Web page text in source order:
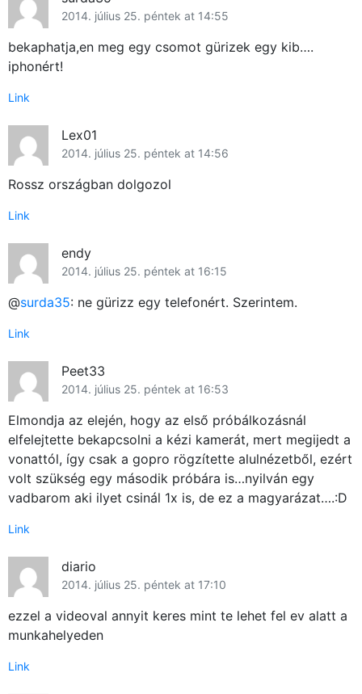
2014. július 25. péntek at 14:55
bekaphatja,en meg egy csomot gürizek egy kib….
iphonért!
Link
Lex01
2014. július 25. péntek at 14:56
Rossz országban dolgozol
Link
endy
2014. július 25. péntek at 16:15
@surda35: ne gürizz egy telefonért. Szerintem.
Link
Peet33
2014. július 25. péntek at 16:53
Elmondja az elején, hogy az első próbálkozásnál
elfelejtette bekapcsolni a kézi kamerát, mert megijedt a
vonattól, így csak a gopro rögzítette alulnézetből, ezért
volt szükség egy második próbára is…nyilván egy
vadbarom aki ilyet csinál 1x is, de ez a magyarázat….:D
Link
diario
2014. július 25. péntek at 17:10
ezzel a videoval annyit keres mint te lehet fel ev alatt a
munkahelyeden
Link